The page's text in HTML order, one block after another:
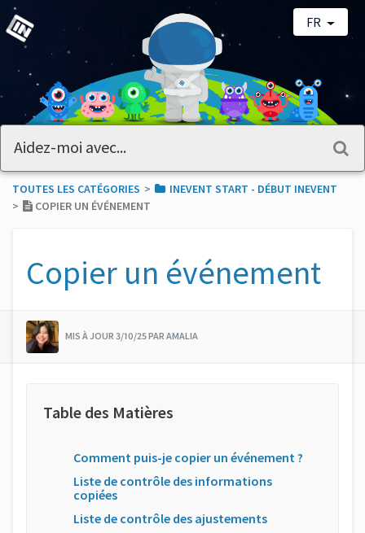
FR
TOUTES LES CATÉGORIES ​>​ ​INEVENT START - DÉBUT INEVENT
>​
COPIER UN ÉVÉNEMENT
Copier un événement
MIS À JOUR 3/10/25 PAR AMALIA
Comment puis-je copier un événement ?
Liste de contrôle des informations
copiées
Liste de contrôle des ajustements